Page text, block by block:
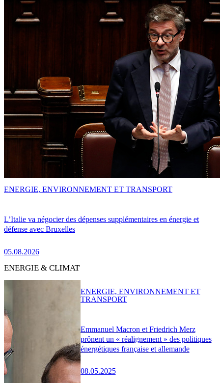
L’Italie va négocier des dépenses supplémentaires en énergie et
défense avec Bruxelles
05.08.2026
ENERGIE, ENVIRONNEMENT ET TRANSPORT
ENERGIE & CLIMAT
Emmanuel Macron et Friedrich Merz
prônent un « réalignement » des politiques
énergétiques française et allemande
08.05.2025
ENERGIE, ENVIRONNEMENT ET
TRANSPORT